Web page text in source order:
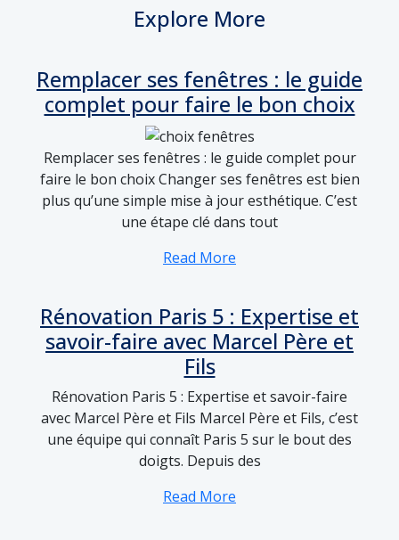
Explore More
Remplacer ses fenêtres : le guide
complet pour faire le bon choix
Remplacer ses fenêtres : le guide complet pour
faire le bon choix Changer ses fenêtres est bien
plus qu’une simple mise à jour esthétique. C’est
une étape clé dans tout
Read More
Rénovation Paris 5 : Expertise et
savoir-faire avec Marcel Père et
Fils
Rénovation Paris 5 : Expertise et savoir-faire
avec Marcel Père et Fils Marcel Père et Fils, c’est
une équipe qui connaît Paris 5 sur le bout des
doigts. Depuis des
Read More